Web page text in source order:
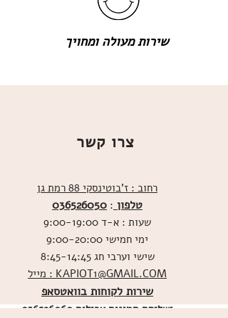
שירות מעולה ומחויך
צרו קשר
רחוב : ז'בוטינסקי 88 רמת גן
טלפון :
036526050
שעות : א-ד 9:00-19:00
ימי חמישי 9:00-20:00
שישי וערבי חג 8:45-14:45
מייל : KAPIOT1@GMAIL.COM
שירות לקוחות בוואטסאפ
ושליחת תמונות אכילות 036526060